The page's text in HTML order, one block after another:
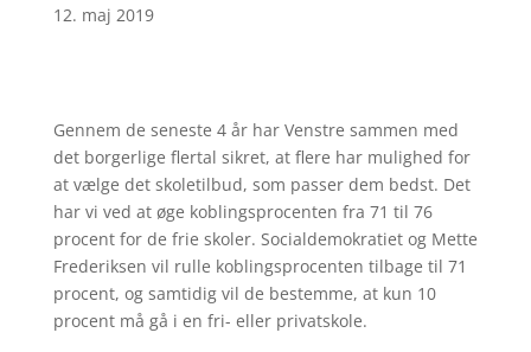
12. maj 2019
Gennem de seneste 4 år har Venstre sammen med
det borgerlige flertal sikret, at flere har mulighed for
at vælge det skoletilbud, som passer dem bedst. Det
har vi ved at øge koblingsprocenten fra 71 til 76
procent for de frie skoler. Socialdemokratiet og Mette
Frederiksen vil rulle koblingsprocenten tilbage til 71
procent, og samtidig vil de bestemme, at kun 10
procent må gå i en fri- eller privatskole.